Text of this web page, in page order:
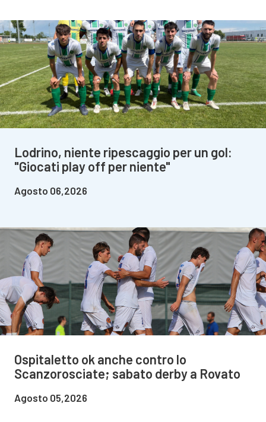
Lodrino, niente ripescaggio per un gol:
"Giocati play off per niente"
Agosto 06,2026
Ospitaletto ok anche contro lo
Scanzorosciate; sabato derby a Rovato
Agosto 05,2026